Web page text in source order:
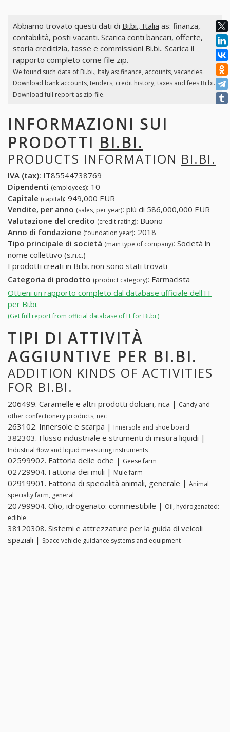
Abbiamo trovato questi dati di Bi.bi., Italia as: finanza,
contabilità, posti vacanti. Scarica conti bancari, offerte,
storia creditizia, tasse e commissioni Bi.bi.. Scarica il
rapporto completo come file zip.
We found such data of Bi.bi., Italyas: finance, accounts, vacancies.
Download bank accounts, tenders, credit history, taxes and fees Bi.bi..
Download full report as zip-file.
INFORMAZIONI SUI
PRODOTTI BI.BI.
PRODUCTS INFORMATION BI.BI.
IVA (tax): IT85544738769
Dipendenti (employees): 10
Capitale (capital): 949,000 EUR
Vendite, per anno (sales, per year): più di 586,000,000 EUR
Valutazione del credito (credit rating): Buono
Anno di fondazione (foundation year): 2018
Tipo principale di società (main type of company): Società in
nome collettivo (s.n.c.)
I prodotti creati in Bi.bi. non sono stati trovati
Categoria di prodotto (product category): Farmacista
Ottieni un rapporto completo dal database ufficiale dell'IT
per Bi.bi.
(Get full report from official database of IT for Bi.bi.)
TIPI DI ATTIVITÀ
AGGIUNTIVE PER BI.BI.
ADDITION KINDS OF ACTIVITIES
FOR BI.BI.
206499. Caramelle e altri prodotti dolciari, nca | Candy and
other confectionery products, nec
263102. Innersole e scarpa | Innersole and shoe board
382303. Flusso industriale e strumenti di misura liquidi |
Industrial flow and liquid measuring instruments
02599902. Fattoria delle oche | Geese farm
02729904. Fattoria dei muli | Mule farm
02919901. Fattoria di specialità animali, generale | Animal
specialty farm, general
20799904. Olio, idrogenato: commestibile | Oil, hydrogenated:
edible
38120308. Sistemi e attrezzature per la guida di veicoli
spaziali | Space vehicle guidance systems and equipment